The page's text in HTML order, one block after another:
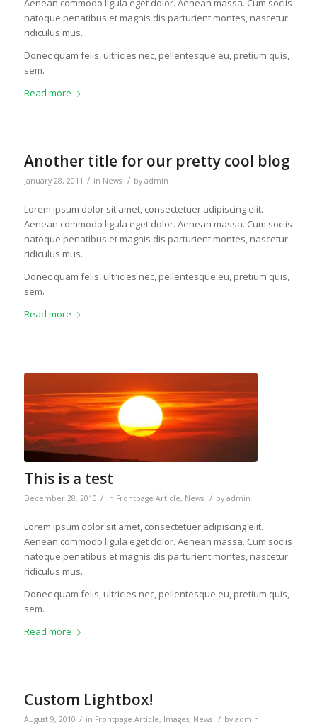
Aenean commodo ligula eget dolor. Aenean massa. Cum sociis
natoque penatibus et magnis dis parturient montes, nascetur
ridiculus mus.
Donec quam felis, ultricies nec, pellentesque eu, pretium quis,
sem.
Read more
Another title for our pretty cool blog
January 28, 2011 / in News / by admin
Lorem ipsum dolor sit amet, consectetuer adipiscing elit.
Aenean commodo ligula eget dolor. Aenean massa. Cum sociis
natoque penatibus et magnis dis parturient montes, nascetur
ridiculus mus.
Donec quam felis, ultricies nec, pellentesque eu, pretium quis,
sem.
Read more
This is a test
December 28, 2010 / in Frontpage Article, News / by admin
Lorem ipsum dolor sit amet, consectetuer adipiscing elit.
Aenean commodo ligula eget dolor. Aenean massa. Cum sociis
natoque penatibus et magnis dis parturient montes, nascetur
ridiculus mus.
Donec quam felis, ultricies nec, pellentesque eu, pretium quis,
sem.
Read more
Custom Lightbox!
August 9, 2010 / in Frontpage Article, Images, News / by admin